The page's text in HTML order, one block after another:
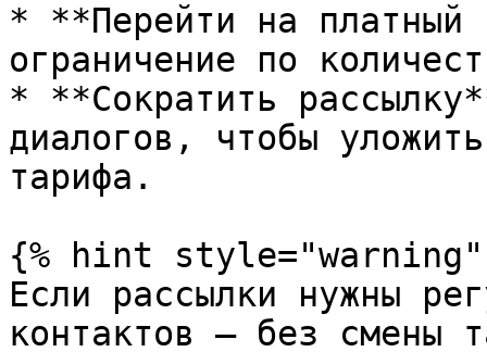
* **Перейти на платный
ограничение по
* **Сократить
диалогов, чтобы
тарифа.
{% hint style="warning"
Если рассылки нужны
контактов — без смены